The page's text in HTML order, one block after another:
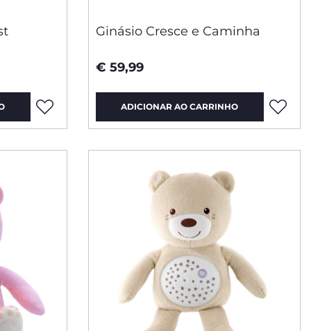
Ginásio Cresce e Caminha
€ 59,99
ADICIONAR AO CARRINHO